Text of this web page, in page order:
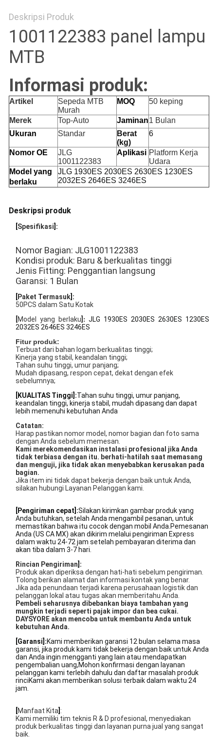
PRIVACY
POLICY
Deskripsi Produk
1001122383 panel lampu
MTB
Informasi produk:
Artikel
Sepeda MTB
Murah
MOQ 50 keping
Merek Top-Auto Jaminan1 Bulan
Ukuran
Standar
Berat
(kg)
6
Nomor OE
JLG
1001122383
Aplikasi Platform Kerja
Udara
Model yang
berlaku
JLG 1930ES 2030ES 2630ES 1230ES
2032ES 2646ES 3246ES
Deskripsi produk
Spesifikasi ]:
Nomor Bagian: JLG1001122383
Kondisi produk: Baru & berkualitas tinggi
Jenis Fitting: Penggantian langsung
Garansi: 1 Bulan
Paket Termasuk]:
50PCS dalam Satu Kotak
Model yang berlaku : JLG 1930ES 2030ES 2630ES 1230ES
2032ES 2646ES 3246ES
Fitur produk:
Terbuat dari bahan logam berkualitas tinggi;
Kinerja yang stabil, keandalan tinggi;
Tahan suhu tinggi, umur panjang;
Mudah dipasang, respon cepat, dekat dengan efek
sebelumnya;
[KUALITAS Tinggi]:Tahan suhu tinggi, umur panjang,
keandalan tinggi, kinerja stabil, mudah dipasang dan dapat
lebih memenuhi kebutuhan Anda
Catatan:
Harap pastikan nomor model, nomor bagian dan foto sama
dengan Anda sebelum memesan.
Kami merekomendasikan instalasi profesional jika Anda
tidak terbiasa dengan itu. berhati-hatilah saat memasang
dan menguji, jika tidak akan menyebabkan kerusakan pada
bagian.
Jika item ini tidak dapat bekerja dengan baik untuk Anda,
silakan hubungi Layanan Pelanggan kami.
[Pengiriman cepat]:Silakan kirimkan gambar produk yang
Anda butuhkan, setelah Anda mengambil pesanan, untuk
memastikan bahwa itu cocok dengan mobil Anda.Pemesanan
Anda (US CA MX) akan dikirim melalui pengiriman Express
dalam waktu 24-72 jam setelah pembayaran diterima dan
akan tiba dalam 3-7 hari.
Rincian Pengiriman ]:
Produk akan diperiksa dengan hati-hati sebelum pengiriman.
Tolong berikan alamat dan informasi kontak yang benar.
Jika ada penundaan terjadi karena perusahaan logistik dan
pelanggan lokal atau tugas akan memberitahu Anda.
Pembeli seharusnya dibebankan biaya tambahan yang
mungkin terjadi seperti pajak impor dan bea cukai.
DAYSYORE akan mencoba untuk membantu Anda untuk
kebutuhan Anda.
[Garansi]:Kami memberikan garansi 12 bulan selama masa
garansi, jika produk kami tidak bekerja dengan baik untuk Anda
dan Anda ingin mengganti yang lain atau mendapatkan
pengembalian uang,Mohon konfirmasi dengan layanan
pelanggan kami terlebih dahulu dan daftar masalah produk
rinciKami akan memberikan solusi terbaik dalam waktu 24
jam.
Manfaat Kita] :
Kami memiliki tim teknis R & D profesional, menyediakan
produk berkualitas tinggi dan layanan purna jual yang sangat
baik.